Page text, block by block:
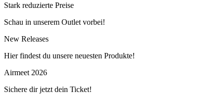
Stark reduzierte Preise
Schau in unserem Outlet vorbei!
New Releases
Hier findest du unsere neuesten Produkte!
Airmeet 2026
Sichere dir jetzt dein Ticket!